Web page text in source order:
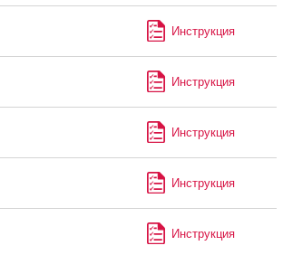
Инструкция
Инструкция
Инструкция
Инструкция
Инструкция